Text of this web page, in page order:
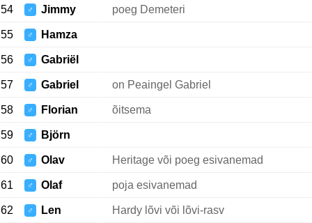
54 ♂ Jimmy poeg Demeteri
55 ♂ Hamza
56 ♂ Gabriël
57 ♂ Gabriel on Peaingel Gabriel
58 ♂ Florian õitsema
59 ♂ Björn
60 ♂ Olav Heritage või poeg esivanemad
61 ♂ Olaf poja esivanemad
62 ♂ Len Hardy lõvi või lõvi-rasv